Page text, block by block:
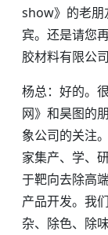
show》的老朋
宾。还是请您
胶材料有限公
杨总：好的。
网》和昊图的
象公司的关注
家集产、学、
于靶向去除高
产品开发。我
杂、除色、除